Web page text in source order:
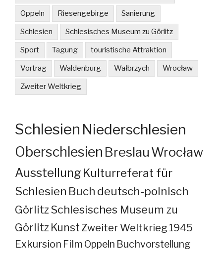
Oppeln Riesengebirge Sanierung
Schlesien Schlesisches Museum zu Görlitz
Sport Tagung touristische Attraktion
Vortrag Waldenburg Wałbrzych Wrocław
Zweiter Weltkrieg
Schlesien Niederschlesien
Oberschlesien Breslau Wrocław
Ausstellung Kulturreferat für
Schlesien Buch deutsch-polnisch
GörlitzSchlesisches Museum zu
Görlitz KunstZweiter Weltkrieg 1945
Exkursion Film Oppeln Buchvorstellung